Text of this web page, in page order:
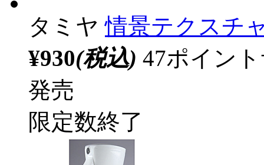
タミヤ 情景テクスチ
¥930(税込) 47ポイン
発売
限定数終了